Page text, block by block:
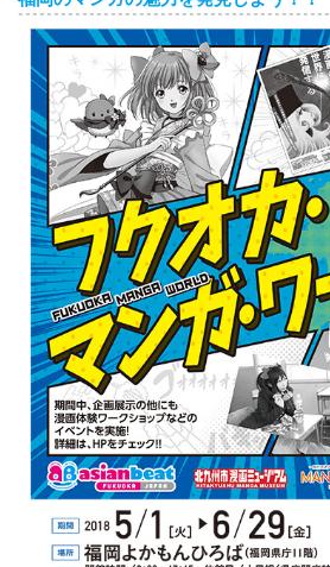
Bahasa Indonesia